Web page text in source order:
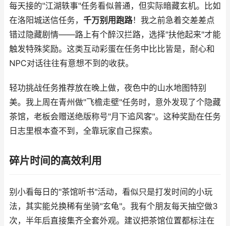
每天接的"江湖轶事"任务看似普通，但实际暗藏玄机。比如
在洛阳城送信任务， 千万别用跑路！我之前急着交差差点
错过隐藏剧情——路上有个醉汉拦路，选择"扶他起来"才能
触发特殊奖励。这类互动彩蛋在任务中比比皆是，耐心和
NPC对话往往有意想不到的收获。
轻功挑战任务推荐放在晚上做，夜色中的山水地图特别
美。我上周在青州做"飞檐走壁"任务时，意外发现了个隐藏
茶馆，老板会赠送绝版称号"月下追风客"。这种奖励在任务
日志里根本查不到，全靠玩家自己探索。
碎片时间的高效利用
别小看每日的"茶馆听书"活动，看似只是打发时间的小玩
法，其实能兑换稀有坐骑"玄龟"。我有个朋友每天抽空做3
次，半年后直接集齐全套外观。建议把茶馆位置都标注在